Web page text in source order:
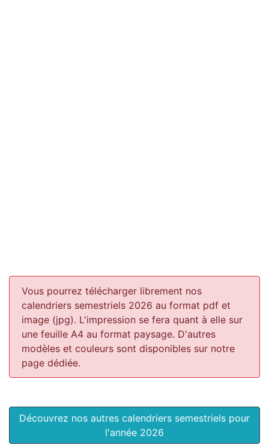
Vous pourrez télécharger librement nos
calendriers semestriels 2026 au format pdf et
image (jpg). L'impression se fera quant à elle sur
une feuille A4 au format paysage. D'autres
modèles et couleurs sont disponibles sur notre
page dédiée.
Découvrez nos autres calendriers semestriels pour
l'année 2026